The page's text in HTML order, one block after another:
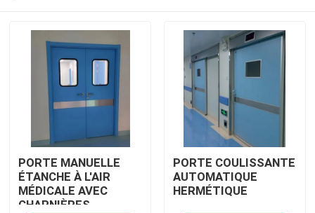
Maison
Produits
PORTE MANUELLE
ÉTANCHE À L'AIR
MÉDICALE AVEC
CHARNIÈRES
PORTE COULISSANTE
AUTOMATIQUE
HERMÉTIQUE